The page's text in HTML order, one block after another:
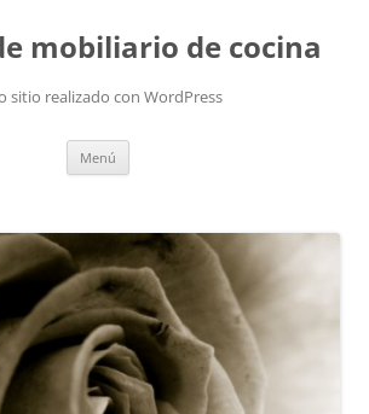
mobiliario de cocina
sitio realizado con WordPress
Menú